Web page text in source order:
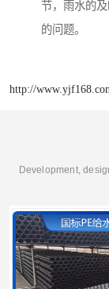
节，雨水的
的问题。
http://
Development,